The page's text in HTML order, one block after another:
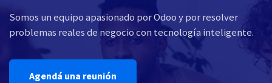
Somos un equipo apasionado por Odoo y por resolver
problemas reales de negocio con tecnología inteligente.
Agendá una reunión